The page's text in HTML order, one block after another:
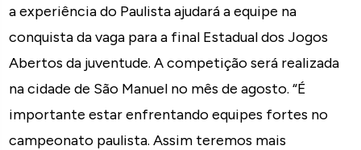
a experiência do Paulista ajudará a equipe na
conquista da vaga para a final Estadual dos Jogos
Abertos da juventude. A competição será realizada
na cidade de São Manuel no mês de agosto. “É
importante estar enfrentando equipes fortes no
campeonato paulista. Assim teremos mais